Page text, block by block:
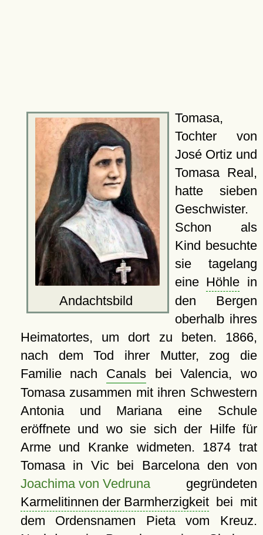
Andachtsbild
Tomasa,
Tochter von
José Ortiz und
Tomasa Real,
hatte sieben
Geschwister.
Schon als
Kind besuchte
sie tagelang
eine Höhle in
den Bergen
oberhalb ihres
Heimatortes, um dort zu beten. 1866,
nach dem Tod ihrer Mutter, zog die
Familie nach Canals bei Valencia, wo
Tomasa zusammen mit ihren Schwestern
Antonia und Mariana eine Schule
eröffnete und wo sie sich der Hilfe für
Arme und Kranke widmeten. 1874 trat
Tomasa in Vic bei Barcelona den von
Joachima von Vedrunagegründeten
Karmelitinnen der Barmherzigkeitbei mit
dem Ordensnamen Pieta vom Kreuz.